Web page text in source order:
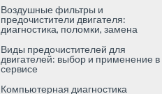
Воздушные фильтры и
предочистители двигателя:
диагностика, поломки, замена
Виды предочистителей для
двигателей: выбор и применение в
сервисе
Компьютерная диагностика